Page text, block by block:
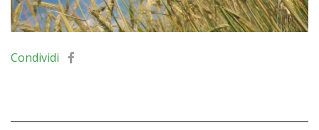
Condividi